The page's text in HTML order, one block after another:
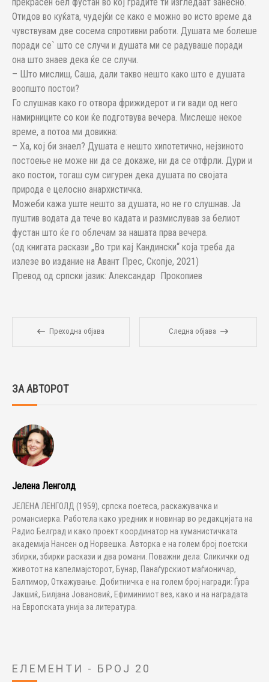
Отидов во куќата, чудејќи се како е можно во исто време да
чувствувам две сосема спротивни работи. Душата ме болеше
поради се` што се случи и душата ми се радуваше поради
она што знаев дека ќе се случи.
– Што мислиш, Саша, дали такво нешто како што е душата
воопшто постои?
Го слушнав како го отвора фрижидерот и ги вади од него
намирниците со кои ќе подготвува вечера. Мислеше некое
време, а потоа ми довикна:
– Ха, кој би знаел? Душата е нешто хипотетично, нејзиното
постоење не може ни да се докаже, ни да се отфрли. Дури и
ако постои, тогаш сум сигурен дека душата по својата
природа е целосно анархистичка.
Можеби кажа уште нешто за душата, но не го слушнав. Ја
пуштив водата да тече во кадата и размислував за белиот
фустан што ќе го облечам за нашата прва вечера.
(од книгата раскази „Во три кај Кандински“ која треба да
излезе во издание на Авант Прес, Скопје, 2021)
Превод од српски јазик: Александар Прокопиев
Преходна објава Следна објава
ЗА АВТОРОТ
Јелена Ленголд
ЈЕЛЕНА ЛЕНГОЛД (1959), српска поетеса, раскажувачка и
романсиерка. Работела како уредник и новинар во редакцијата на
Радио Белград и како проект координатор на хуманистичката
академија Нансен од Норвешка. Авторка е на голем број поетски
збирки, збирки раскази и два романи. Поважни дела: Сликички од
животот на капелмајсторот, Бунар, Панаѓурскиот маѓионичар,
Балтимор, Откажување. Добитничка е на голем број награди: Ѓура
Јакшиќ, Билјана Јовановиќ, Ефиминииот вез, како и на наградата
на Европската унија за литература.
ЕЛЕМЕНТИ - БРОЈ 20